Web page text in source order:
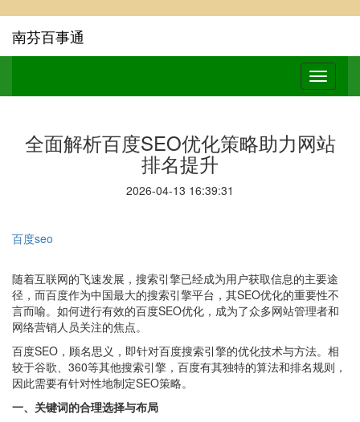
南芬百事通
全面解析百度SEO优化策略助力网站
排名提升
2026-04-13 16:39:31
百度seo
随着互联网的飞速发展，搜索引擎已经成为用户获取信息的主要途
径，而百度作为中国最大的搜索引擎平台，其SEO优化的重要性不
言而喻。如何进行有效的百度SEO优化，成为了众多网站管理者和
网络营销人员关注的焦点。
百度SEO，顾名思义，即针对百度搜索引擎的优化技术与方法。相
较于谷歌、360等其他搜索引擎，百度有其独特的算法和排名规则，
因此需要有针对性地制定SEO策略。
一、关键词的合理选择与布局